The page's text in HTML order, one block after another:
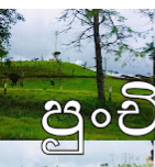
- අප හමුවී ගීතයේ පද
- පතිනියනේ ගීතයේ පද පෙළ
සර් ගීතයේ පද පෙළ
Song Lyrics - මතක